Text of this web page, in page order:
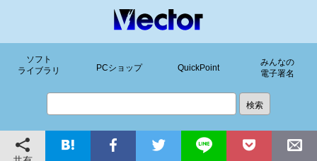
ソフト
ライブラリ
PCショップ QuickPoint
みんなの
電子署名